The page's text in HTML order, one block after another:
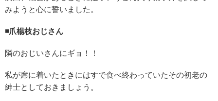
みようと心に誓いました。
◾️爪楊枝おじさん
隣のおじいさんにギョ！！
私が席に着いたときにはすで食べ終わっていたその初老の
紳士としておきましょう。